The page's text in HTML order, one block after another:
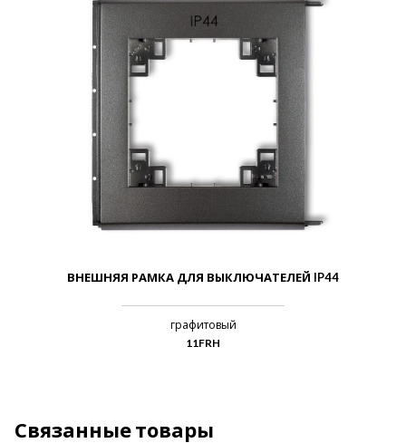
ВНЕШНЯЯ РАМКА ДЛЯ ВЫКЛЮЧАТЕЛЕЙ IP44
графитовый
11FRH
Связанные товары